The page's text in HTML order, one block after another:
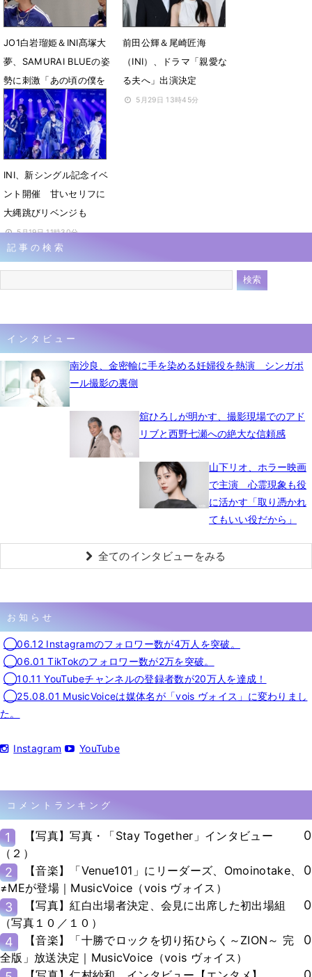
6月10日 22時00分
JO1白岩瑠姫＆INI髙塚大
夢、SAMURAI BLUEの姿
勢に刺激「あの頃の僕を
叱りたい」
6月1日 22時19分
前田公輝＆尾崎匠海
（INI）、ドラマ「親愛な
る夫へ」出演決定
5月29日 13時45分
INI、新シングル記念イベ
ント開催 甘いセリフに
大縄跳びリベンジも
5月19日 11時30分
記事の検索
インタビュー
南沙良、金密輸に手を染める妊婦役を熱演 シンガポ
ール撮影の裏側
舘ひろしが明かす、撮影現場でのアド
リブと西野七瀬への絶大な信頼感
山下リオ、ホラー映画
で主演 心霊現象も役
に活かす「取り憑かれ
てもいい役だから」
全てのインタビューをみる
お知らせ
◯06.12 Instagramのフォロワー数が4万人を突破。
◯06.01 TikTokのフォロワー数が2万を突破。
◯10.11 YouTubeチャンネルの登録者数が20万人を達成！
◯25.08.01 MusicVoiceは媒体名が「vois ヴォイス」に変わりまし
た。
Instagram YouTube
コメントランキング
1
【写真】写真・「Stay Together」インタビュー
（２）
0
2
【音楽】「Venue101」にリーダーズ、Omoinotake、
≠MEが登場｜MusicVoice（vois ヴォイス）
0
3
【写真】紅白出場者決定、会見に出席した初出場組
（写真１０／１０）
0
4
【音楽】「十勝でロックを切り拓ひらく～ZION～ 完
全版」放送決定｜MusicVoice（vois ヴォイス）
0